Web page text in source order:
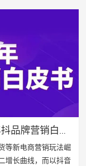
情报，提供行业大
…
品牌营销白皮
等新电商营销玩法崛
增长曲线，而以抖音